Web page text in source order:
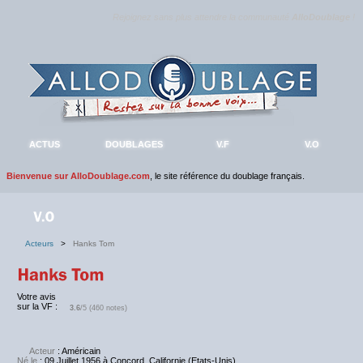
ACTUS DOUBLAGES V.F V.O
Bienvenue sur AlloDoublage.com , le site référence du doublage français.
Acteurs > Hanks Tom
Votre avis
sur la VF :
3.6/5 (460 notes)
Acteur : Américain
Né le : 09 Juillet 1956 à Concord, Californie (Etats-Unis)